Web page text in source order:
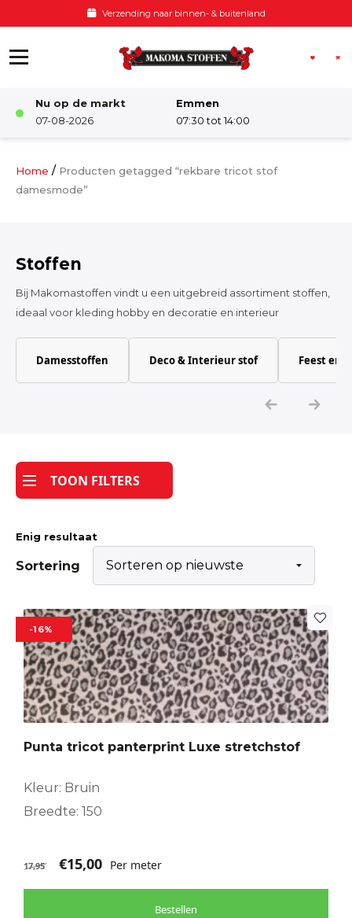
Verzending naar binnen- & buitenland
Nu op de markt
07-08-2026
Emmen
07:30 tot 14:00
Damesstoffen
Kinderkamer
Katoen
Tijdpakker stof
Home / Producten getagged “rekbare tricot stof
damesmode”
Stoffen
Bij Makomastoffen vindt u een uitgebreid assortiment stoffen,
ideaal voor kleding hobby en decoratie en interieur
Damesstoffen Deco & Interieur stof Feest en
TOON FILTERS
Enig resultaat
Sortering
-16%
Punta tricot panterprint Luxe stretchstof
Kleur: Bruin
Breedte: 150
17,95 €15,00 Per meter
Bestellen